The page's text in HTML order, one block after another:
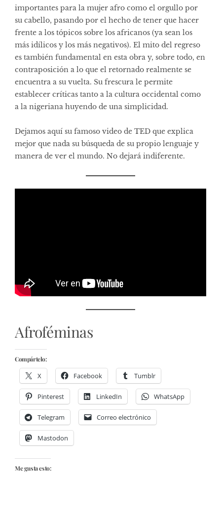
importantes para la mujer afro como el orgullo por
su cabello, pasando por el hecho de tener que hacer
frente a los tópicos sobre los africanos (ya sean los
más idílicos y los más negativos). El mito del regreso
es también fundamental en esta obra y, sobre todo, en
contraposición a lo que el retornado realmente se
encuentra a su vuelta. Su frescura le permite
establecer críticas tanto a la cultura occidental como
a la nigeriana huyendo de una simplicidad.
Dejamos aquí su famoso video de TED que explica
mejor que nada su búsqueda de su propio lenguaje y
manera de ver el mundo. No dejará indiferente.
Afroféminas
Compártelo:
X Facebook Tumblr
Pinterest LinkedIn WhatsApp
Telegram Correo electrónico
Mastodon
Me gusta esto: